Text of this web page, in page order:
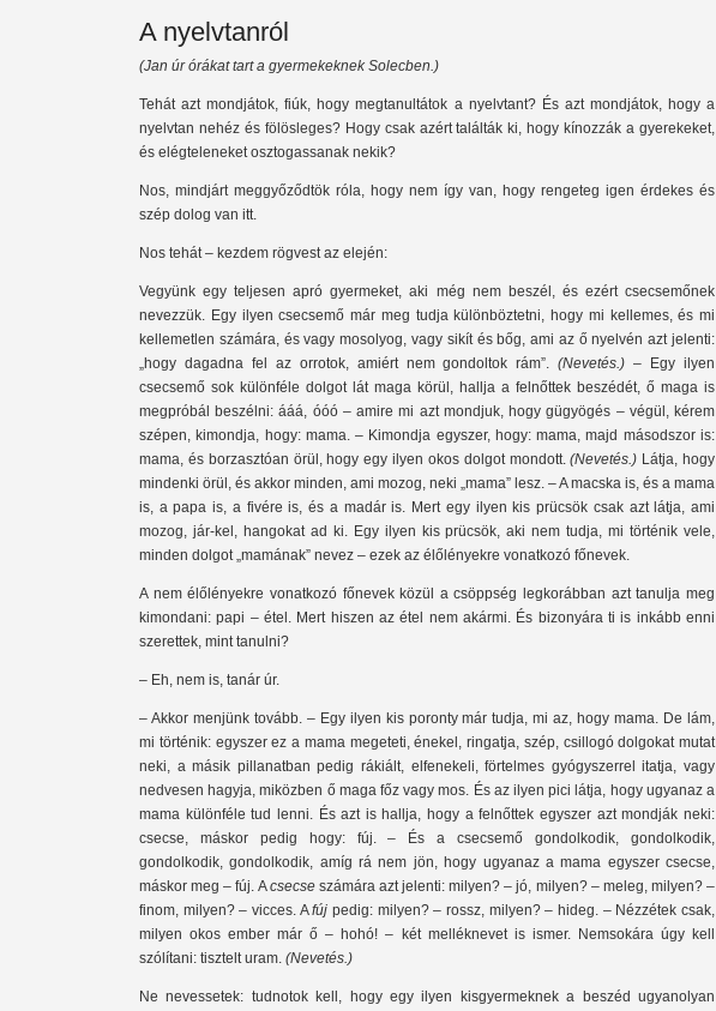
A nyelvtanról
(Jan úr órákat tart a gyermekeknek Solecben.)
Tehát azt mondjátok, fiúk, hogy megtanultátok a nyelvtant? És azt mondjátok, hogy a
nyelvtan nehéz és fölösleges? Hogy csak azért találták ki, hogy kínozzák a gyerekeket,
és elégteleneket osztogassanak nekik?
Nos, mindjárt meggyőződtök róla, hogy nem így van, hogy rengeteg igen érdekes és
szép dolog van itt.
Nos tehát – kezdem rögvest az elején:
Vegyünk egy teljesen apró gyermeket, aki még nem beszél, és ezért csecsemőnek
nevezzük. Egy ilyen csecsemő már meg tudja különböztetni, hogy mi kellemes, és mi
kellemetlen számára, és vagy mosolyog, vagy sikít és bőg, ami az ő nyelvén azt jelenti:
„hogy dagadna fel az orrotok, amiért nem gondoltok rám”.(Nevetés.) – Egy ilyen
csecsemő sok különféle dolgot lát maga körül, hallja a felnőttek beszédét, ő maga is
megpróbál beszélni: ááá, óóó – amire mi azt mondjuk, hogy gügyögés – végül, kérem
szépen, kimondja, hogy: mama. – Kimondja egyszer, hogy: mama, majd másodszor is:
mama, és borzasztóan örül, hogy egy ilyen okos dolgot mondott.(Nevetés.) Látja, hogy
mindenki örül, és akkor minden, ami mozog, neki „mama” lesz. – A macska is, és a mama
is, a papa is, a fivére is, és a madár is. Mert egy ilyen kis prücsök csak azt látja, ami
mozog, jár-kel, hangokat ad ki. Egy ilyen kis prücsök, aki nem tudja, mi történik vele,
minden dolgot „mamának” nevez – ezek az élőlényekre vonatkozó főnevek.
A nem élőlényekre vonatkozó főnevek közül a csöppség legkorábban azt tanulja meg
kimondani: papi – étel. Mert hiszen az étel nem akármi. És bizonyára ti is inkább enni
szerettek, mint tanulni?
– Eh, nem is, tanár úr.
– Akkor menjünk tovább. – Egy ilyen kis poronty már tudja, mi az, hogy mama. De lám,
mi történik: egyszer ez a mama megeteti, énekel, ringatja, szép, csillogó dolgokat mutat
neki, a másik pillanatban pedig rákiált, elfenekeli, förtelmes gyógyszerrel itatja, vagy
nedvesen hagyja, miközben ő maga főz vagy mos. És az ilyen pici látja, hogy ugyanaz a
mama különféle tud lenni. És azt is hallja, hogy a felnőttek egyszer azt mondják neki:
csecse, máskor pedig hogy: fúj. – És a csecsemő gondolkodik, gondolkodik,
gondolkodik, gondolkodik, amíg rá nem jön, hogy ugyanaz a mama egyszer csecse,
máskor meg – fúj. Acsecse számára azt jelenti: milyen? – jó, milyen? – meleg, milyen? –
finom, milyen? – vicces. Afúj pedig: milyen? – rossz, milyen? – hideg. – Nézzétek csak,
milyen okos ember már ő – hohó! – két melléknevet is ismer. Nemsokára úgy kell
szólítani: tisztelt uram. (Nevetés.)
Ne nevessetek: tudnotok kell, hogy egy ilyen kisgyermeknek a beszéd ugyanolyan